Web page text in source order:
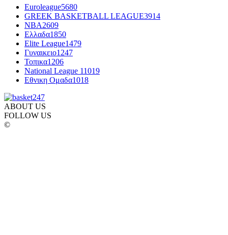
Euroleague5680
GREEK BASKETBALL LEAGUE3914
NBA2609
Ελλαδα1850
Elite League1479
Γυναικειο1247
Τοπικα1206
National League 11019
Εθνικη Ομαδα1018
ABOUT US
FOLLOW US
©